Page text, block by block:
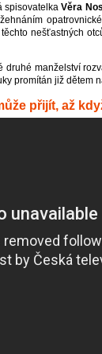
spisovatelkaVěra
nešťastných
druhé manželství
promítán již dětem
přijít, až